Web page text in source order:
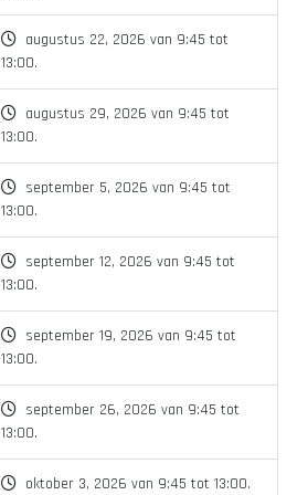
augustus 22, 2026 van 9:45 tot
13:00.
augustus 29, 2026 van 9:45 tot
13:00.
september 5, 2026 van 9:45 tot
13:00.
september 12, 2026 van 9:45 tot
13:00.
september 19, 2026 van 9:45 tot
13:00.
september 26, 2026 van 9:45 tot
13:00.
oktober 3, 2026 van 9:45 tot 13:00.